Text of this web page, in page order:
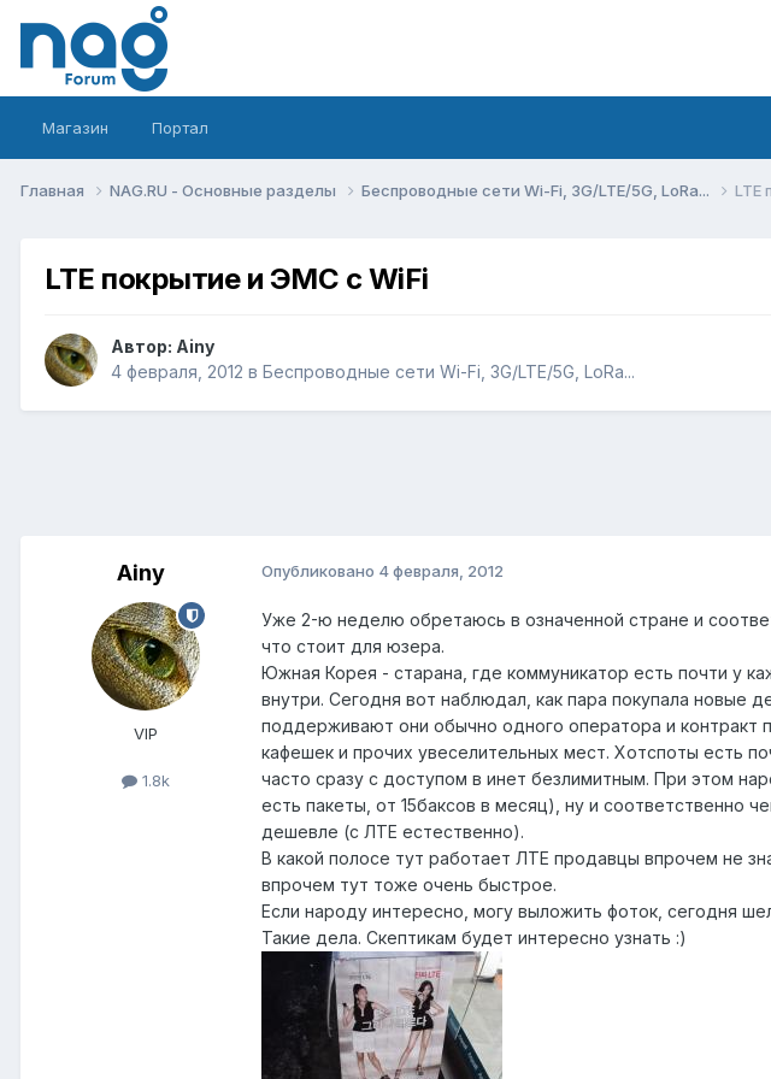
Магазин Портал
Главная NAG.RU - Основные разделы Беспроводные сети Wi-Fi, 3G/LTE/5G, LoRa... LTE
LTE покрытие и ЭМС с WiFi
Автор: Ainy
4 февраля, 2012 в Беспроводные сети Wi-Fi, 3G/LTE/5G, LoRa...
Ainy
VIP
1.8k
Опубликовано 4 февраля, 2012
Уже 2-ю неделю обретаюсь в означенной стране и
что стоит для юзера.
Южная Корея - старана, где коммуникатор есть почти у
внутри. Сегодня вот наблюдал, как пара покупала новые
поддерживают они обычно одного оператора и контракт
кафешек и прочих увеселительных мест. Хотспоты есть
часто сразу с доступом в инет безлимитным. При этом
есть пакеты, от 15баксов в месяц), ну и соответственно
дешевле (с ЛТЕ естественно).
В какой полосе тут работает ЛТЕ продавцы впрочем не
впрочем тут тоже очень быстрое.
Если народу интересно, могу выложить фоток, сегодня
Такие дела. Скептикам будет интересно узнать :)